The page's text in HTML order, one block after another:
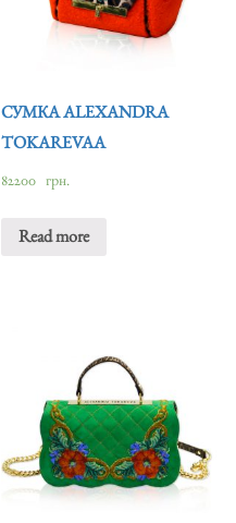
СУМКА ALEXANDRA
TOKAREVAA
82200 грн.
Read more